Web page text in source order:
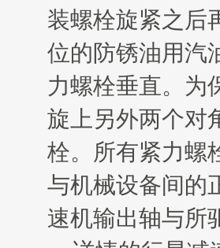
装螺栓旋紧之后
位的防锈油用汽
力螺栓垂直。为
旋上另外两个对
栓。所有紧力螺
与机械设备间的
速机输出轴与所